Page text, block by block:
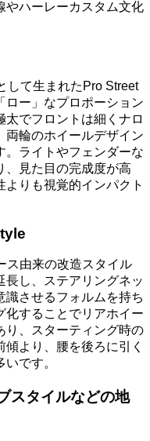
やハーレーカスタム文化
して生まれたPro Street
ロー」なプロポーション
でフロントは細くナロ
両輪のホイールデザイン
。ライトやフェンダーな
、見た目の完成度が高
よりも視覚的インパクト
ス由来の改造スタイル
長し、ステアリングネッ
識させるフォルムを持ち
化することでリアホイー
り、スターティング時の
より、腰を後ろに引く
です。
スタイルなどの地